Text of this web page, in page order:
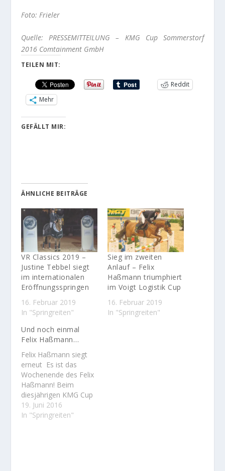
Foto: Frieler
Quelle: PRESSEMITTEILUNG – KMG Cup Sommerstorf
2016 Comtainment GmbH
TEILEN MIT:
Reddit
Mehr
GEFÄLLT MIR:
ÄHNLICHE BEITRÄGE
VR Classics 2019 –
Justine Tebbel siegt
im internationalen
Eröffnungsspringen
16. Februar 2019
In "Springreiten"
Sieg im zweiten
Anlauf – Felix
Haßmann triumphiert
im Voigt Logistik Cup
16. Februar 2019
In "Springreiten"
Und noch einmal
Felix Haßmann…
Felix Haßmann siegt
erneut Es ist das
Wochenende des Felix
Haßmann! Beim
diesjährigen KMG Cup
in Sommerstorf reißt
die Siegesserie des
19. Juni 2016
In "Springreiten"